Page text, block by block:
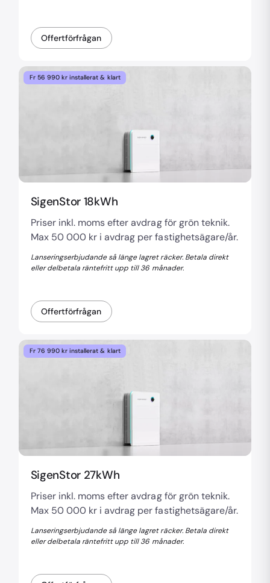
Offertförfrågan
Fr 56 990 kr installerat & klart
SigenStor 18kWh
Priser inkl. moms efter avdrag för grön teknik.
Max 50 000 kr i avdrag per fastighetsägare/år.
Lanseringserbjudande så länge lagret räcker. Betala direkt
eller delbetala räntefritt upp till 36 månader.
Offertförfrågan
Fr 76 990 kr installerat & klart
SigenStor 27kWh
Priser inkl. moms efter avdrag för grön teknik.
Max 50 000 kr i avdrag per fastighetsägare/år.
Lanseringserbjudande så länge lagret räcker. Betala direkt
eller delbetala räntefritt upp till 36 månader.